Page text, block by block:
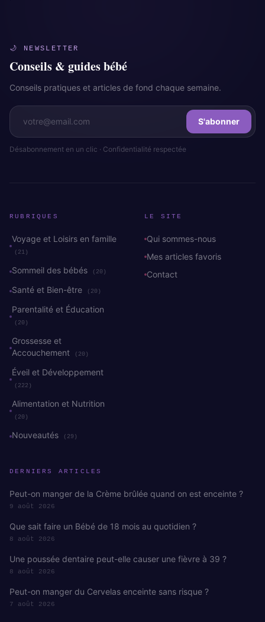
🌙 NEWSLETTER
Conseils & guides bébé
Conseils pratiques et articles de fond chaque semaine.
S'abonner
Désabonnement en un clic · Confidentialité respectée
RUBRIQUES
Voyage et Loisirs en famille
(21)
Sommeil des bébés (20)
Santé et Bien-être (20)
Parentalité et Éducation
(20)
Grossesse et
Accouchement
(20)
Éveil et Développement
(222)
Alimentation et Nutrition
(20)
Nouveautés (29)
LE SITE
Qui sommes-nous
Mes articles favoris
Contact
DERNIERS ARTICLES
Peut-on manger de la Crème brûlée quand on est enceinte ?
9 août 2026
Que sait faire un Bébé de 18 mois au quotidien ?
8 août 2026
Une poussée dentaire peut-elle causer une fièvre à 39 ?
8 août 2026
Peut-on manger du Cervelas enceinte sans risque ?
7 août 2026